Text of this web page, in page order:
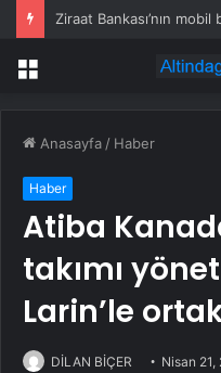
Menü
Anasayfa / Haber
Haber
Atiba
takımı
Larin’le
DİLAN BİÇER Nisan 21,